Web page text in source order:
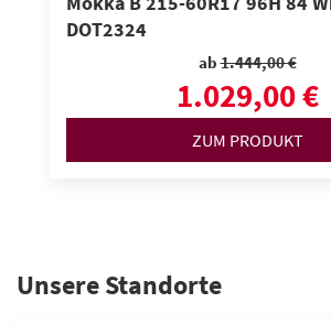
DOT2324
ab1.444,00 €
1.029,00 €
ZUM PRODUKT
Unsere Standorte